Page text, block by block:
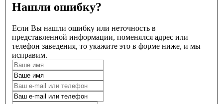
Нашли ошибку?
Если Вы нашли ошибку или неточность в
представленной информации, поменялся адрес или
телефон заведения, то укажите это в форме ниже, и мы
исправим.